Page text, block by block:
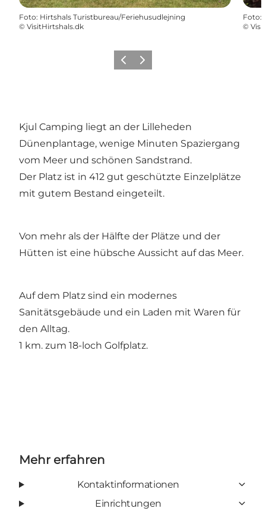
Foto: Hirtshals Turistbureau/Feriehusudlejning
© VisitHirtshals.dk
Foto:
©
ZurückWeiter
Kjul Camping liegt an der Lilleheden
Dünenplantage, wenige Minuten Spaziergang
vom Meer und schönen Sandstrand.
Der Platz ist in 412 gut geschützte Einzelplätze
mit gutem Bestand eingeteilt.
Von mehr als der Hälfte der Plätze und der
Hütten ist eine hübsche Aussicht auf das Meer.
Auf dem Platz sind ein modernes
Sanitätsgebäude und ein Laden mit Waren für
den Alltag.
1 km. zum 18-loch Golfplatz.
Mehr erfahren
Kontaktinformationen
Einrichtungen